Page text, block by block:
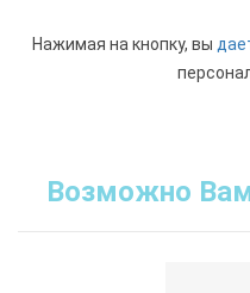
Нажимая на кнопку, вы
Возможно Вам